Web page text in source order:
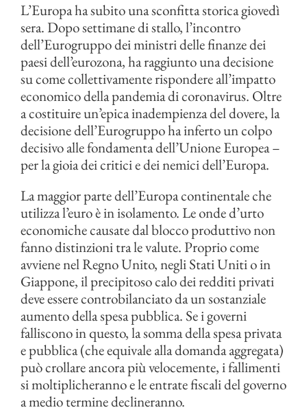
L’Europa ha subito una sconfitta storica giovedì
sera. Dopo settimane di stallo, l’incontro
dell’Eurogruppo dei ministri delle finanze dei
paesi dell’eurozona, ha raggiunto una decisione
su come collettivamente rispondere all’impatto
economico della pandemia di coronavirus. Oltre
a costituire un’epica inadempienza del dovere, la
decisione dell’Eurogruppo ha inferto un colpo
decisivo alle fondamenta dell’Unione Europea –
per la gioia dei critici e dei nemici dell’Europa.
La maggior parte dell’Europa continentale che
utilizza l’euro è in isolamento. Le onde d’urto
economiche causate dal blocco produttivo non
fanno distinzioni tra le valute. Proprio come
avviene nel Regno Unito, negli Stati Uniti o in
Giappone, il precipitoso calo dei redditi privati
deve essere controbilanciato da un sostanziale
aumento della spesa pubblica. Se i governi
falliscono in questo, la somma della spesa privata
e pubblica (che equivale alla domanda aggregata)
può crollare ancora più velocemente, i fallimenti
si moltiplicheranno e le entrate fiscali del governo
a medio termine declineranno.